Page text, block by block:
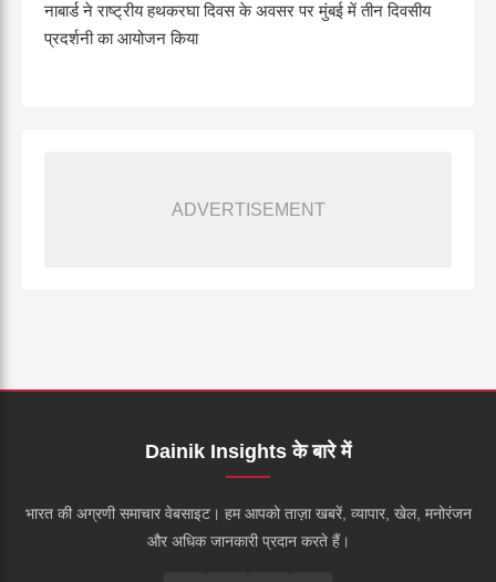
नाबार्ड ने राष्ट्रीय हथकरघा दिवस के अवसर पर मुंबई में तीन दिवसीय
प्रदर्शनी का आयोजन किया
ADVERTISEMENT
Dainik Insights के बारे में
भारत की अग्रणी समाचार वेबसाइट। हम आपको ताज़ा खबरें, व्यापार, खेल, मनोरंजन
और अधिक जानकारी प्रदान करते हैं।